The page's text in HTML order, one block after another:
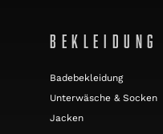
BEKLEIDUNG
Badebekleidung
Unterwäsche & Socken
Jacken